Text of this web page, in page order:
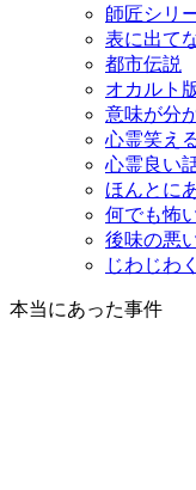
師匠シリ
表に出て
都市伝説
オカルト
意味が分
心霊笑え
心霊良い
ほんとに
何でも怖
後味の悪
じわじわ
本当にあった事件